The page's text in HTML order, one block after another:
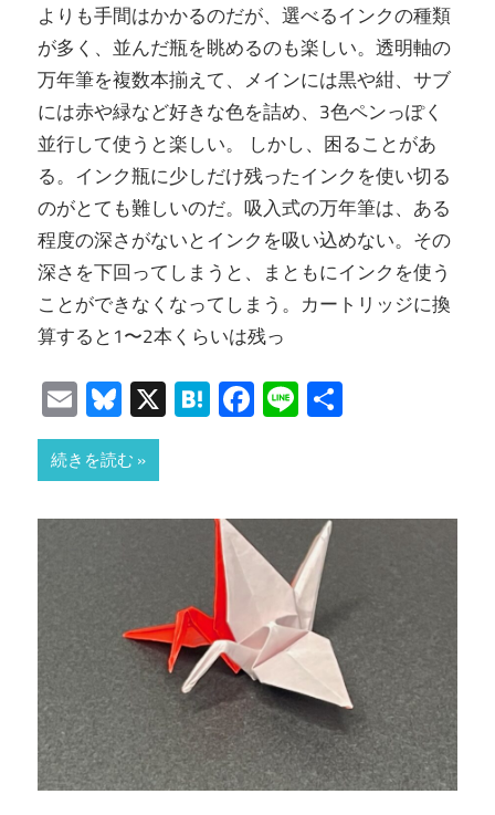
よりも手間はかかるのだが、選べるインクの種類
が多く、並んだ瓶を眺めるのも楽しい。透明軸の
万年筆を複数本揃えて、メインには黒や紺、サブ
には赤や緑など好きな色を詰め、3色ペンっぽく
並行して使うと楽しい。 しかし、困ることがあ
る。インク瓶に少しだけ残ったインクを使い切る
のがとても難しいのだ。吸入式の万年筆は、ある
程度の深さがないとインクを吸い込めない。その
深さを下回ってしまうと、まともにインクを使う
ことができなくなってしまう。カートリッジに換
算すると1〜2本くらいは残っ
EmailBluesky
X Hatena
Facebook
Line
続きを読む